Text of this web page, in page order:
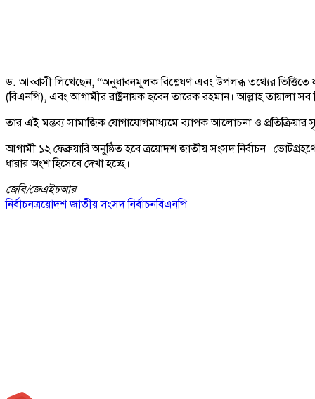
ড. আব্বাসী লিখেছেন, “অনুধাবনমূলক বিশ্লেষণ এবং উপলব্ধ তথ্যের
(বিএনপি), এবং আগামীর রাষ্ট্রনায়ক হবেন তারেক রহমান। আল্লাহ তায়ালা সব
তার এই মন্তব্য সামাজিক যোগাযোগমাধ্যমে ব্যাপক আলোচনা ও প্রতিক্রিয়ার
আগামী ১২ ফেব্রুয়ারি অনুষ্ঠিত হবে ত্রয়োদশ জাতীয় সংসদ নির্বাচন।
ধারার অংশ হিসেবে দেখা হচ্ছে।
জেবি/জেএইচআর
নির্বাচনত্রয়োদশ জাতীয় সংসদ নির্বাচনবিএনপি